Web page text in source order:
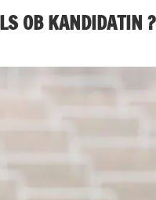
OB KANDIDATIN ?